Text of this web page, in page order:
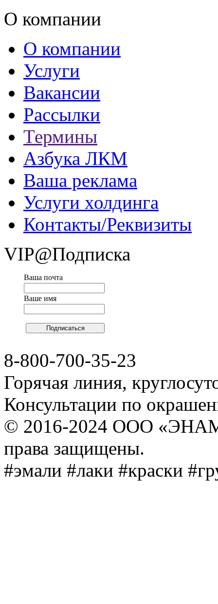
О компании
О компании
Услуги
Вакансии
Рассылки
Термины
Азбука ЛКМ
Ваша реклама
Услуги холдинга
Контакты/Реквизиты
VIP@Подписка
Ваша почта
Ваше имя
8-800-700-35-23
Горячая линия,
Консультации по
© 2016-2024 ООО
права защищены.
#эмали #лаки #краски